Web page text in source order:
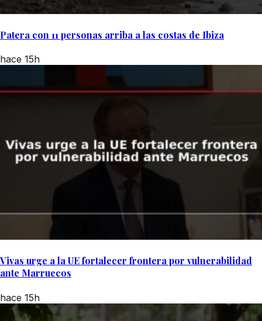
Patera con 11 personas arriba a las costas de Ibiza
hace 15h
Vivas urge a la UE fortalecer frontera por vulnerabilidad
ante Marruecos
hace 15h